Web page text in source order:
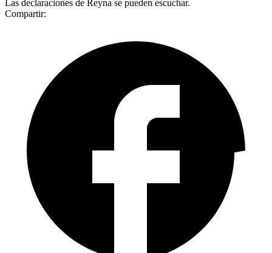
Las declaraciones de Reyna se pueden escuchar.
Compartir: